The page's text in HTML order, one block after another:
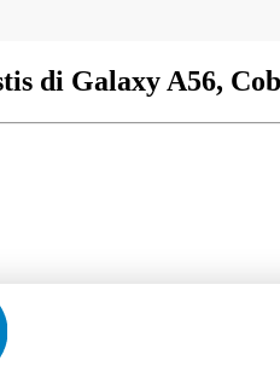
di Galaxy A56,